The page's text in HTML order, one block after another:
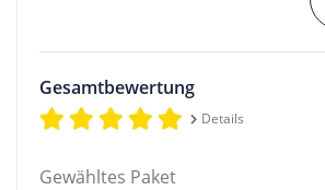
Gesamtbewertung
Details
Gewähltes Paket